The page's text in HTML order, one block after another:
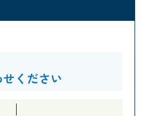
ください